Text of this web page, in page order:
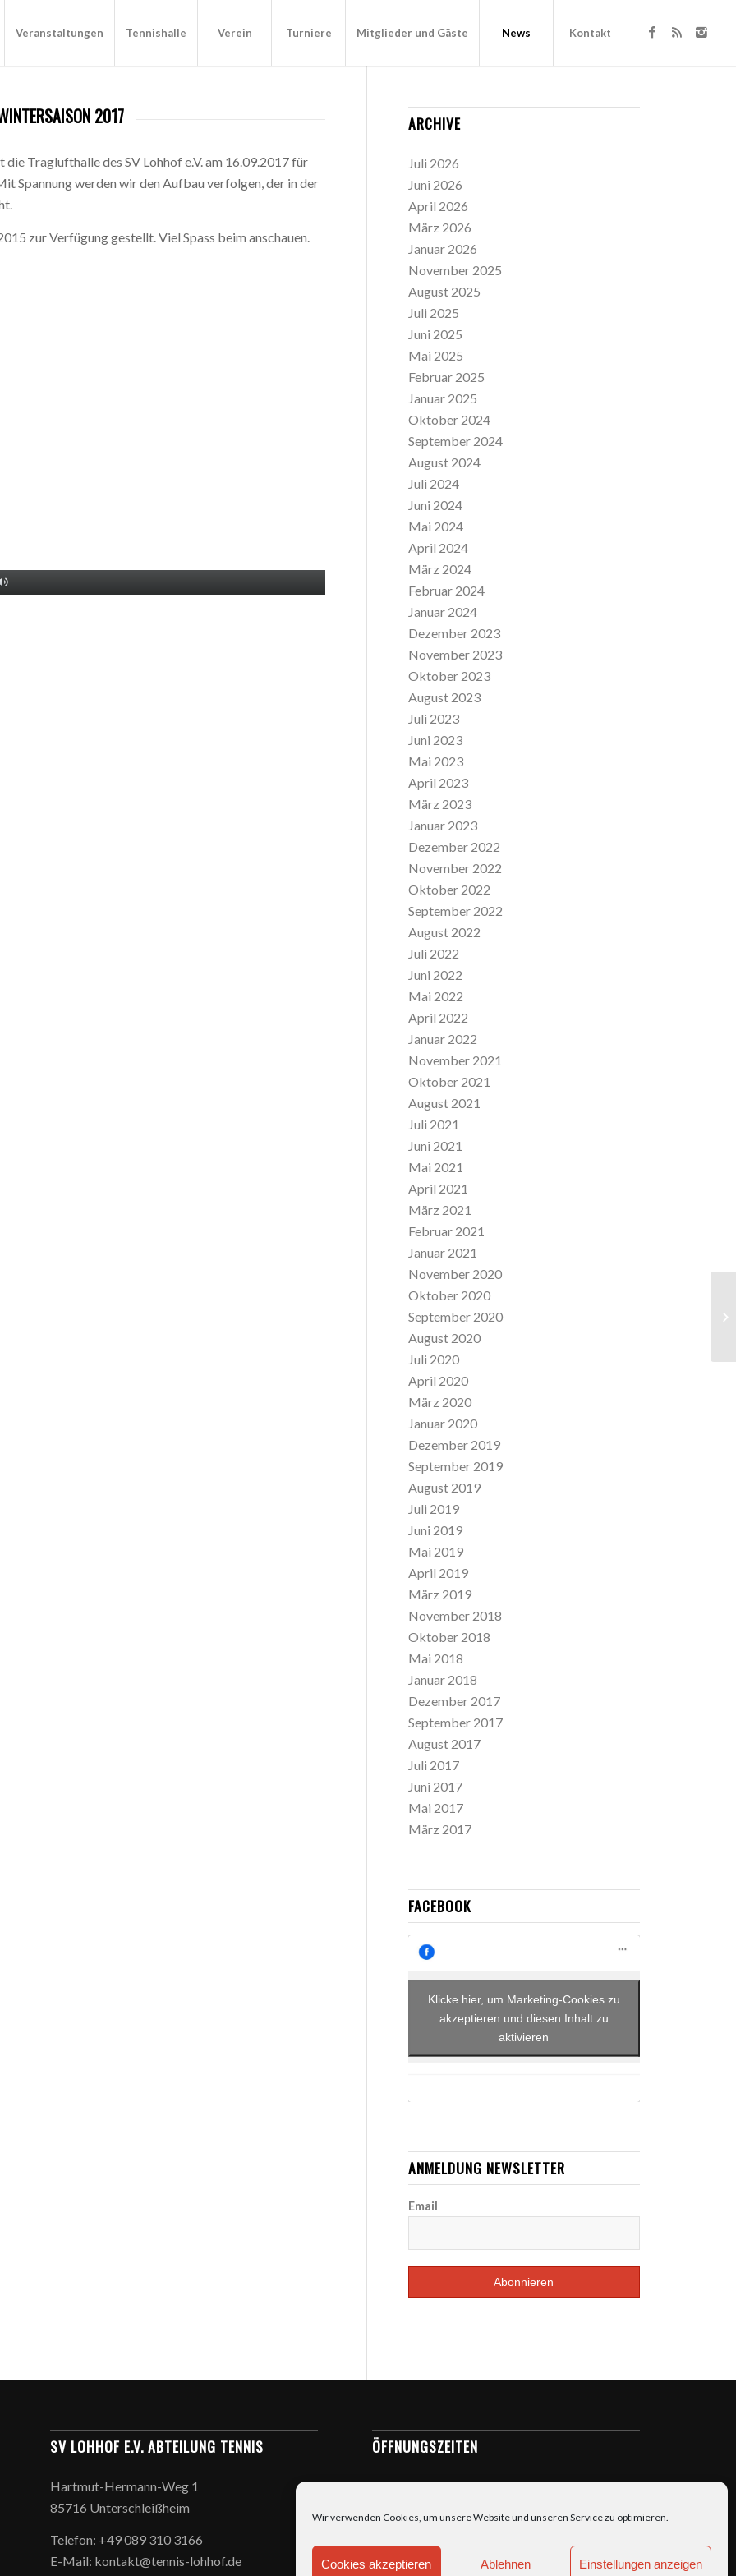
Wir verwenden Cookies, um unsere Website und unseren Service zu optimieren.
Cookies akzeptieren Ablehnen Einstellungen anzeigen
Veranstaltungen Tennishalle Verein Turniere Mitglieder und Gäste News Kontakt
2017
Traglufthalle des SV Lohhof e.V. am 16.09.2017 für
Spannung werden wir den Aufbau verfolgen, der in der
zur Verfügung gestellt. Viel Spass beim anschauen.
ARCHIVE
Juli 2026
Juni 2026
April 2026
März 2026
Januar 2026
November 2025
August 2025
Juli 2025
Juni 2025
Mai 2025
Februar 2025
Januar 2025
Oktober 2024
September 2024
August 2024
Juli 2024
Juni 2024
Mai 2024
April 2024
März 2024
Februar 2024
Januar 2024
Dezember 2023
November 2023
Oktober 2023
August 2023
Juli 2023
Juni 2023
Mai 2023
April 2023
März 2023
Januar 2023
Dezember 2022
November 2022
Oktober 2022
September 2022
August 2022
Juli 2022
Juni 2022
Mai 2022
April 2022
Januar 2022
November 2021
Oktober 2021
August 2021
Juli 2021
Juni 2021
Mai 2021
April 2021
März 2021
Februar 2021
Januar 2021
November 2020
Oktober 2020
September 2020
August 2020
Juli 2020
April 2020
März 2020
Januar 2020
Dezember 2019
September 2019
August 2019
Juli 2019
Juni 2019
Mai 2019
April 2019
März 2019
November 2018
Oktober 2018
Mai 2018
Januar 2018
Dezember 2017
September 2017
August 2017
Juli 2017
Juni 2017
Mai 2017
März 2017
FACEBOOK
Klicke hier, um Marketing-Cookies zu
akzeptieren und diesen Inhalt zu
aktivieren
ANMELDUNG NEWSLETTER
Email
SV LOHHOF E.V. ABTEILUNG TENNIS
Hartmut-Hermann-Weg 1
85716 Unterschleißheim
Telefon: +49 089 310 3166
E-Mail: kontakt@tennis-lohhof.de
ÖFFNUNGSZEITEN
täglich: 7:00-23:00